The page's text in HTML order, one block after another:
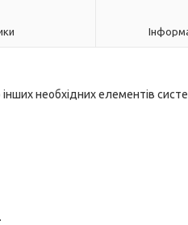
необхідних елементів